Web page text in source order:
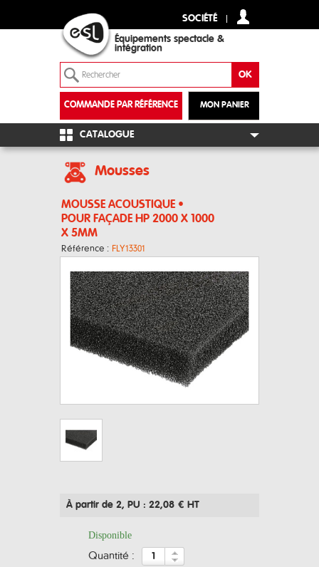
SOCIÉTÉ
Équipements spectacle &
intégration
MON PANIER
COMMANDE PAR RÉFÉRENCE
+
CATALOGUE
Mousses
MOUSSE ACOUSTIQUE •
POUR FAÇADE HP 2000 X 1000
X 5MM
Référence : FLY13301
À partir de 2, PU : 22,08 € HT
Disponible
quantité :